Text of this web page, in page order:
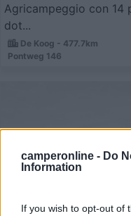
camperonline - Do
Information
If you wish to opt-out of
Agricampeggio con 14
dot...
De Koog - 477.7km
Pontweg 146